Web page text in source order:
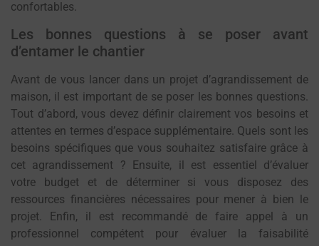
confortables.
Les bonnes questions à se poser avant
d’entamer le chantier
Avant de vous lancer dans un projet d’agrandissement de
maison, il est important de se poser les bonnes questions.
Tout d’abord, vous devez définir clairement vos besoins et
attentes en termes d’espace supplémentaire. Quels sont les
besoins spécifiques que vous souhaitez satisfaire grâce à
cet agrandissement ? Ensuite, il est essentiel d’évaluer
votre budget et de déterminer si vous disposez des
ressources financières nécessaires pour mener à bien le
projet. Enfin, il est recommandé de faire appel à un
professionnel compétent pour évaluer la faisabilité